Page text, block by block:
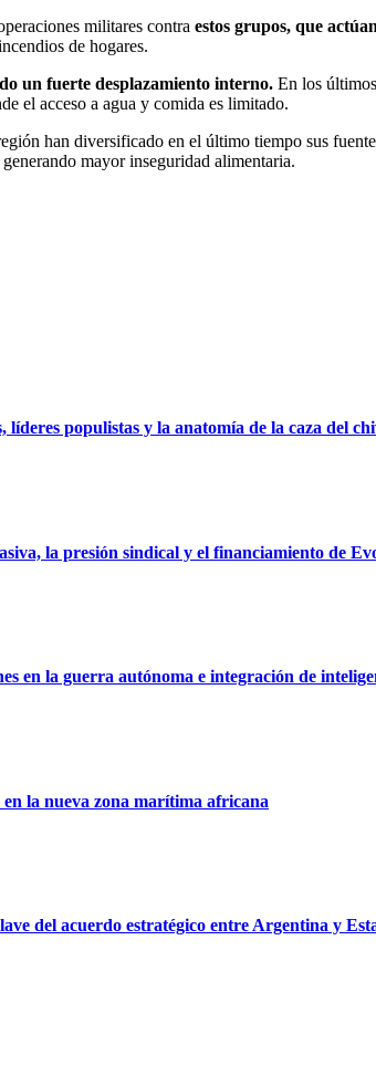
militares contra estos grupos, que
de hogares.
un fuerte desplazamiento interno. En los
el acceso a agua y comida es limitado.
han diversificado en el último tiempo sus
mayor inseguridad alimentaria.
populistas y la anatomía de la caza del
la presión sindical y el financiamiento de
en la guerra autónoma e integración de
la nueva zona marítima africana
del acuerdo estratégico entre Argentina y